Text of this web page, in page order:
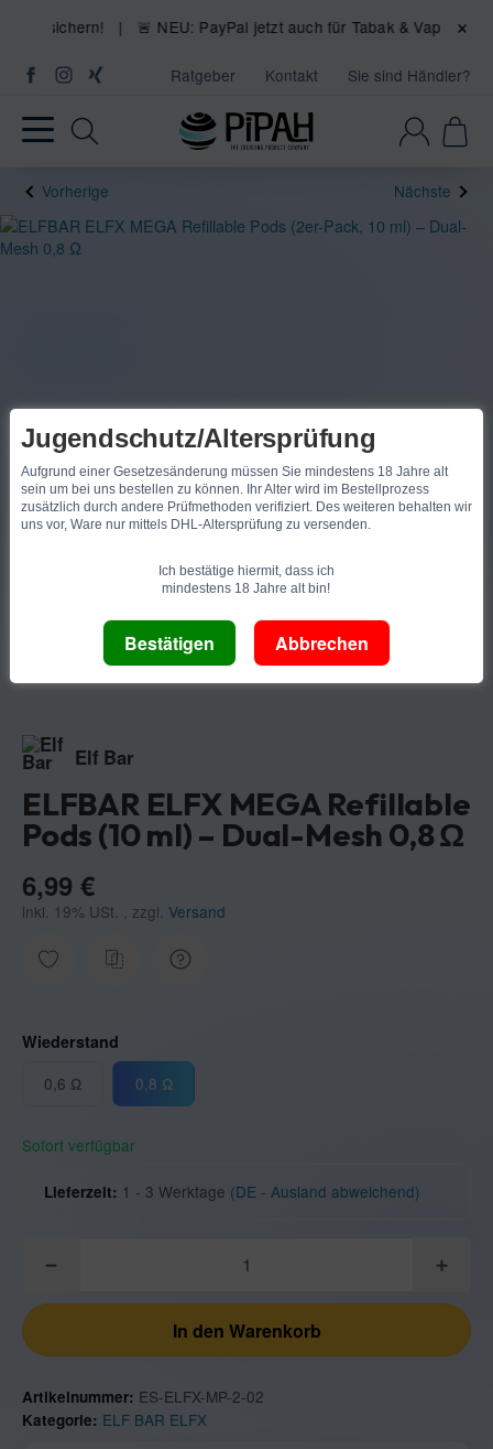
sichern! | 🚨 NEU: PayPal jetzt auch für Tabak & Vapes! ✅ ×
Ratgeber Kontakt Sie sind Händler?
Vorherige Nächste
Elf Bar
ELFBAR ELFX MEGA Refillable
Pods (10 ml) – Dual-Mesh 0,8 Ω
6,99 €
inkl. 19% USt. , zzgl. Versand
Wiederstand
0,6 Ω
0,8 Ω0,8 Ω
Sofort verfügbar
Lieferzeit: 1 - 3 Werktage (DE - Ausland abweichend)
In den Warenkorb
Artikelnummer: ES-ELFX-MP-2-02
Kategorie: ELF BAR ELFX
Jugendschutz/Altersprüfung
Aufgrund einer Gesetzesänderung müssen Sie mindestens 18 Jahre alt
sein um bei uns bestellen zu können. Ihr Alter wird im Bestellprozess
zusätzlich durch andere Prüfmethoden verifiziert. Des weiteren behalten wir
uns vor, Ware nur mittels DHL-Altersprüfung zu versenden.
Ich bestätige hiermit, dass ich
mindestens 18 Jahre alt bin!